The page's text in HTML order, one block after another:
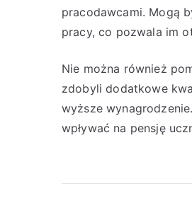
pracodawcami. Mogą
pracy, co pozwala im
Nie można również
zdobyli dodatkowe
wyższe
wpływać na pensję